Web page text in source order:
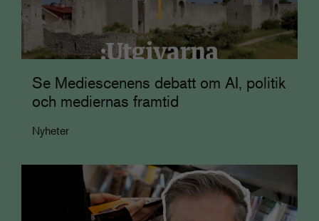
Se Mediescenens debatt om AI, politik
och mediernas framtid
Nyheter